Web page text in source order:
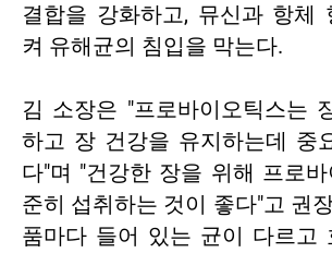
결합을 강화하고, 뮤신과 항체
켜 유해균의 침입을 막는다.
김 소장은 "프로바이오틱스는
하고 장 건강을 유지하는데 중
다"며 "건강한 장을 위해 프로
준히 섭취하는 것이 좋다"고 권
품마다 들어 있는 균이 다르고